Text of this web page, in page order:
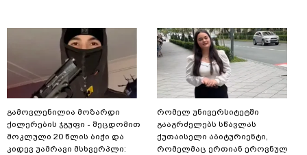
გამოვლენილია მოზარდი
ქილერების ჯგუფი - შეცდომით
მოკლული 20 წლის ბიჭი და
კიდევ უამრავი მსხვერპლი:
რომელ უნივერსიტეტში
გააგრძელებს სწავლას
ქუთაისელი აბიტურიენტი,
რომელმაც ერთიან ეროვნულ